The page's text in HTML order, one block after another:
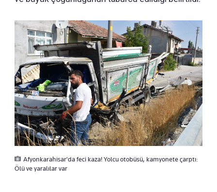
Afyonkarahisar'da feci kaza! Yolcu otobüsü, kamyonete çarptı:
Ölü ve yaralılar var